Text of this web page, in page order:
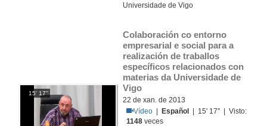
Universidade de Vigo
15' 17''
Colaboración co entorno
empresarial e social para a
realización de traballos
específicos relacionados con
materias da Universidade de
Vigo
22 de xan. de 2013
Vídeo
Español
| 15' 17'' | Visto:
1148 veces